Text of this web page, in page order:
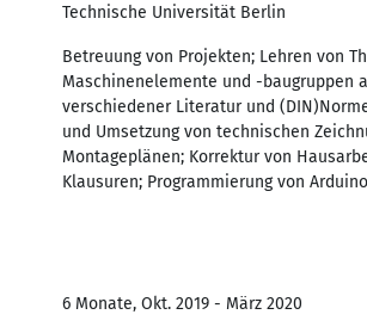
Technische Universität Berlin
Betreuung von Projekten; Lehren von
Maschinenelemente und -baugruppen
verschiedener Literatur und
und Umsetzung von technischen
Montageplänen; Korrektur von
Klausuren; Programmierung von
6 Monate, Okt. 2019 - März 2020